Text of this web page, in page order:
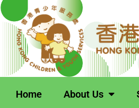
跳
至
Home About Us